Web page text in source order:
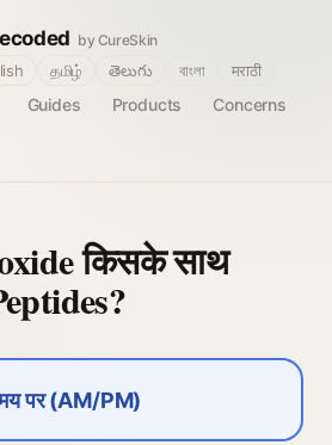
by CureSkin
Guides Products
Concerns
தமிழ் తెలుగు বাংলা मराठी
किसके साथ
पर (AM/PM)